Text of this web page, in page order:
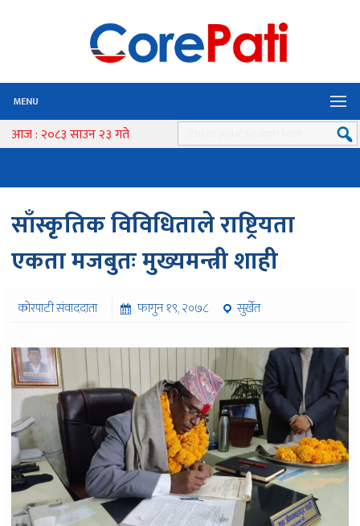
MENU
आज : २०८३ साउन २३ गते
साँस्कृतिक विविधिताले राष्ट्रियता
एकता मजबुतः मुख्यमन्त्री शाही
कोरपाटी संवाददाता फागुन १९, २०७८
सुर्खेत